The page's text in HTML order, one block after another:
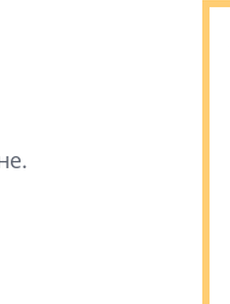
завершился